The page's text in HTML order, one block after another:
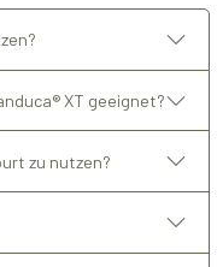
XT geeignet?
zu nutzen?